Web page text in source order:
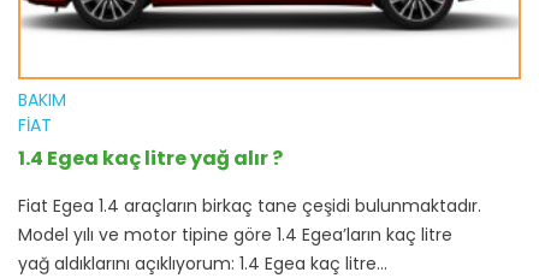
BAKIM
FIAT
1.4 Egea kaç litre yağ alır ?
Fiat Egea 1.4 araçların birkaç tane çeşidi bulunmaktadır.
Model yılı ve motor tipine göre 1.4 Egea’ların kaç litre
yağ aldıklarını açıklıyorum: 1.4 Egea kaç litre...